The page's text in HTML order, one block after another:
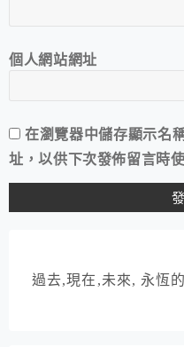
個人網站網址
在瀏覽器中儲存顯示名
址，以供下次發佈留言時
過去,現在,未來, 永